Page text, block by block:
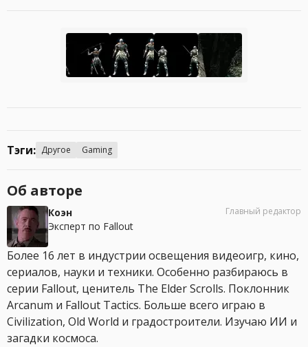
Тэги: Другое Gaming
Об авторе
Коэн
Эксперт по Fallout
Главный редактор
Более 16 лет в индустрии освещения видеоигр, кино,
сериалов, науки и техники. Особенно разбираюсь в
серии Fallout, ценитель The Elder Scrolls. Поклонник
Arcanum и Fallout Tactics. Больше всего играю в
Civilization, Old World и градостроители. Изучаю ИИ и
загадки космоса.